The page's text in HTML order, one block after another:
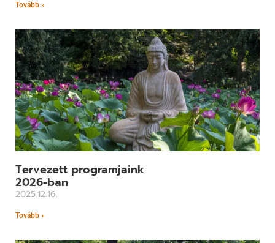
Tovább »
Tervezett programjaink
2026-ban
2025.12.16.
Tovább »